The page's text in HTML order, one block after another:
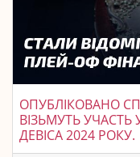
ОПУБЛІКОВАНО
ВІЗЬМУТЬ
ДЕВІСА 2024 РОКУ.